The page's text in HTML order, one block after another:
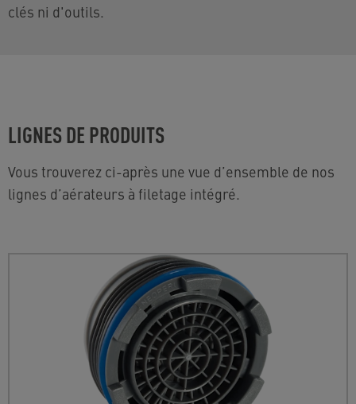
clés ni d'outils.
LIGNES DE PRODUITS
Vous trouverez ci-après une vue d’ensemble de nos
lignes d’aérateurs à filetage intégré.